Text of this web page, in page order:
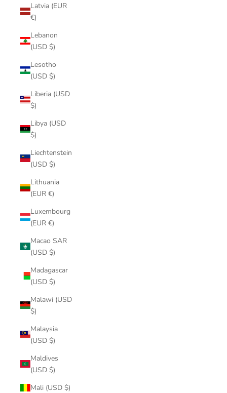
Latvia (EUR
€)
Lebanon
(USD $)
Lesotho
(USD $)
Liberia (USD
$)
Libya (USD
$)
Liechtenstein
(USD $)
Lithuania
(EUR €)
Luxembourg
(EUR €)
Macao SAR
(USD $)
Madagascar
(USD $)
Malawi (USD
$)
Malaysia
(USD $)
Maldives
(USD $)
Mali (USD $)